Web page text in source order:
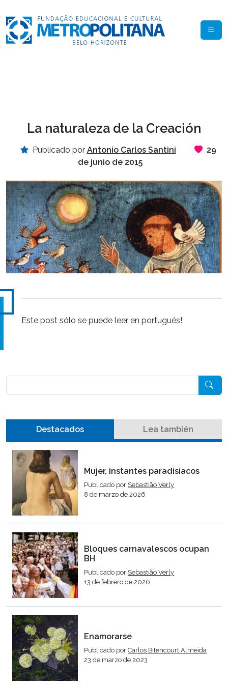
La naturaleza de la Creación
Publicado por Antonio Carlos Santini
29
de junio de 2015
Este post sólo se puede leer en portugués!
Destacados Lea también
Mujer, instantes paradisíacos
Publicado por Sebastião Verly
8 de marzo de 2026
Bloques carnavalescos ocupan
BH
Publicado por Sebastião Verly
13 de febrero de 2026
Enamorarse
Publicado porCarlos Bitencourt Almeida
23 de marzo de 2023